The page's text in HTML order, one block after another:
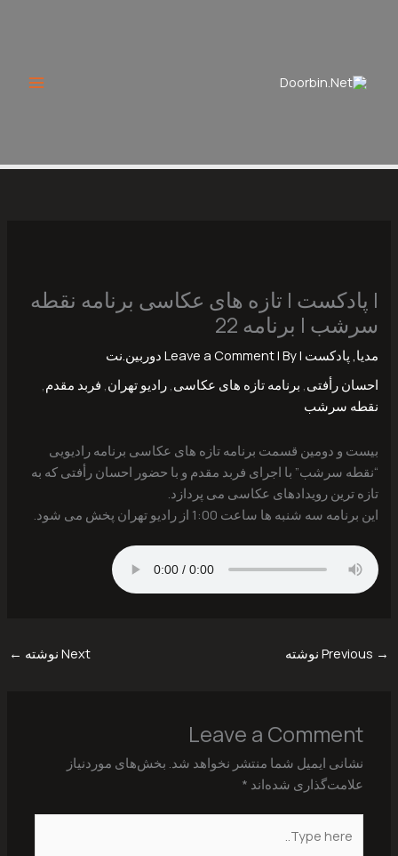
| پادکست | تازه های عکاسی برنامه نقطه
سرشب | برنامه 22
مدیا, پادکست |
Leave a Comment| By
دوربین.نت
احسان رأفتی, برنامه تازه های عکاسی,رادیو تهران, فربد مقدم,
نقطه سرشب
بیست و دومین قسمت برنامه تازه های عکاسی برنامه رادیویی
“نقطه سرشب” با اجرای فربد مقدم و با حضور احسان رأفتی که به
تازه ترین رویدادهای عکاسی می پردازد.
این برنامه سه شنبه ها ساعت 1:00 از رادیو تهران پخش می شود.
→ Next نوشته ←
Leave a Comment
نشانی ایمیل شما منتشر نخواهد شد. بخش‌های موردنیاز
علامت‌گذاری شده‌اند *
here..